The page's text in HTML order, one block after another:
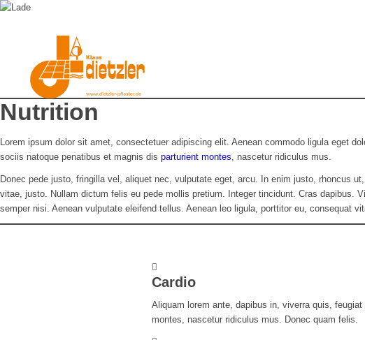
Nutrition
Lorem ipsum dolor sit amet, consectetuer adipiscing elit. Aenean commodo ligula eget
sociis natoque penatibus et magnis dis parturient montes, nascetur ridiculus mus.
Donec pede justo, fringilla vel, aliquet nec, vulputate eget, arcu. In enim justo, rhoncus
vitae, justo. Nullam dictum felis eu pede mollis pretium. Integer tincidunt. Cras dapibus.
semper nisi. Aenean vulputate eleifend tellus. Aenean leo ligula, porttitor eu, consequat
Cardio
Aliquam lorem ante, dapibus in, viverra quis,
montes, nascetur ridiculus mus. Donec quam felis.